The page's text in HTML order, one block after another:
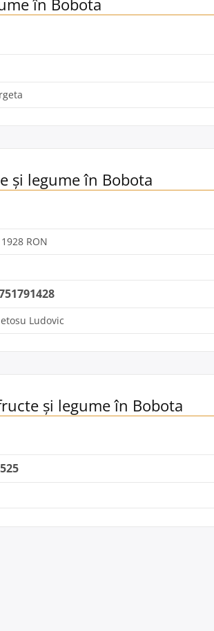
în Bobota
și legume în Bobota
RON
Ludovic
și legume în Bobota